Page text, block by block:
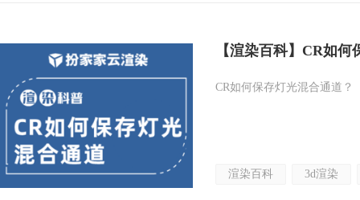
【渲染百科】CR如
CR如何保存灯光混合通道？
渲染百科 3d渲染